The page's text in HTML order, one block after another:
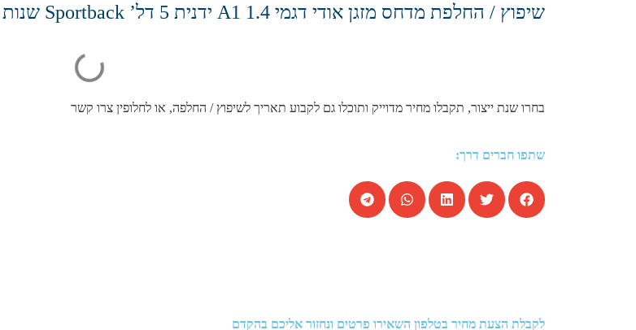
שיפוץ / החלפת מדחס מזגן אודי דגמי A1 1.4 ידנית 5 דל’ Sportback שנות הייצור הבאות:
בחרו שנת ייצור, תקבלו מחיר מדוייק ותוכלו גם לקבוע תאריך לשיפוץ / החלפה, או לחלופין צרו קשר
שתפו חברים דרך:
לקבלת הצעת מחיר בטלפון השאירו פרטים ונחזור אליכם בהקדם